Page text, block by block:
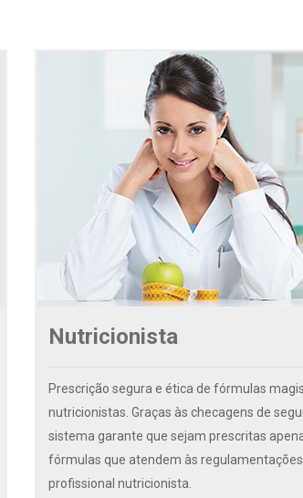
Nutricionista
Prescrição segura e ética de fórmulas
nutricionistas. Graças às checagens de
sistema garante que sejam prescritas
fórmulas que atendem às
profissional nutricionista.